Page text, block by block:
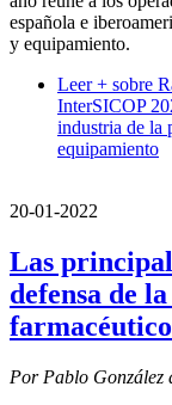
española e
y equipamiento.
Leer + sobre
InterSICOP
industria de la
equipamiento
20-01-2022
Las
defensa de
Por Pablo González